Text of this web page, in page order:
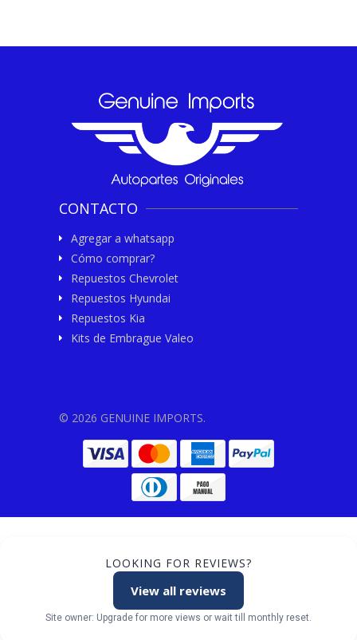
CONTACTO
Agregar a whatsapp
Cómo comprar?
Repuestos Chevrolet
Repuestos Hyundai
Repuestos Kia
Kits de Embrague Valeo
© 2026 GENUINE IMPORTS.
LOOKING FOR REVIEWS?
View all reviews
Site owner: Upgrade for more views or wait till monthly reset.